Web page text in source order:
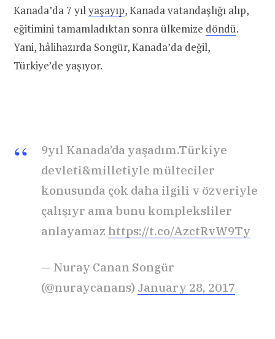
Kanada’da 7 yılyaşayıp, Kanada vatandaşlığı alıp,
eğitimini tamamladıktan sonra ülkemize döndü.
Yani, hâlihazırda Songür, Kanada’da değil,
Türkiye’de yaşıyor.
9yıl Kanada’da yaşadım.Türkiye
devleti&milletiyle mülteciler
konusunda çok daha ilgili v özveriyle
çalışıyr ama bunu kompleksliler
anlayamaz https://t.co/AzctRvW9Ty
— Nuray Canan Songür
(@nuraycanans) January 28, 2017